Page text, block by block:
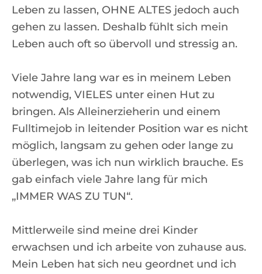
Leben zu lassen, OHNE ALTES jedoch auch
gehen zu lassen. Deshalb fühlt sich mein
Leben auch oft so übervoll und stressig an.
Viele Jahre lang war es in meinem Leben
notwendig, VIELES unter einen Hut zu
bringen. Als Alleinerzieherin und einem
Fulltimejob in leitender Position war es nicht
möglich, langsam zu gehen oder lange zu
überlegen, was ich nun wirklich brauche. Es
gab einfach viele Jahre lang für mich
„IMMER WAS ZU TUN“.
Mittlerweile sind meine drei Kinder
erwachsen und ich arbeite von zuhause aus.
Mein Leben hat sich neu geordnet und ich